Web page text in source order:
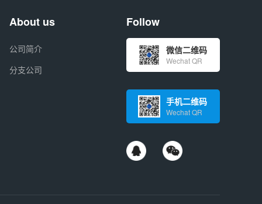
About us
公司简介
分支公司
Follow
微信二维码
Wechat QR
手机二维码
Wechat QR